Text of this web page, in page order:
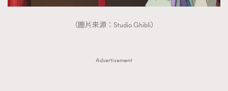
（圖片來源：Studio Ghibli）
Advertisement